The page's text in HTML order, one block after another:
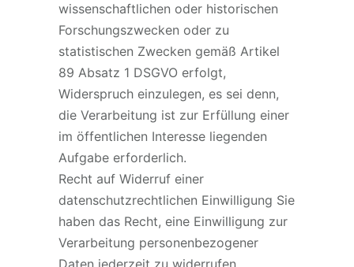
wissenschaftlichen oder historischen
Forschungszwecken oder zu
statistischen Zwecken gemäß Artikel
89 Absatz 1 DSGVO erfolgt,
Widerspruch einzulegen, es sei denn,
die Verarbeitung ist zur Erfüllung einer
im öffentlichen Interesse liegenden
Aufgabe erforderlich.
Recht auf Widerruf einer
datenschutzrechtlichen Einwilligung Sie
haben das Recht, eine Einwilligung zur
Verarbeitung personenbezogener
Daten jederzeit zu widerrufen.